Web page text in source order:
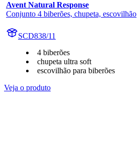
Avent Natural Response
Conjunto 4 biberões, chupeta, escovilhão
SCD838/11
4 biberões
chupeta ultra soft
escovilhão para biberões
Veja o produto